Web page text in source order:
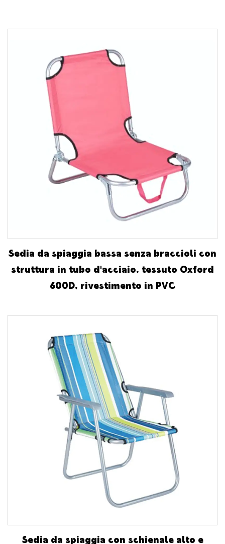
Sedia da spiaggia bassa senza braccioli con
struttura in tubo d'acciaio, tessuto Oxford
600D, rivestimento in PVC
Sedia da spiaggia con schienale alto e